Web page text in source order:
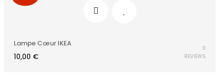
Lampe Cœur IKEA
10,00 €
0
REVIEWS